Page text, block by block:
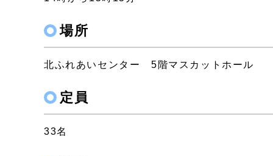
場所
北ふれあいセンター 5階マスカットホール
定員
33名